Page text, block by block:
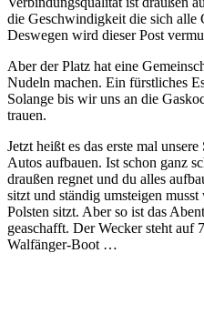
die Geschwindigkeit die sich alle
Deswegen wird dieser Post
Aber der Platz hat eine
Nudeln machen. Ein fürstliches
Solange bis wir uns an die
trauen.
Jetzt heißt es das erste mal
Autos aufbauen. Ist schon ganz
draußen regnet und du alles
sitzt und ständig umsteigen
Polsten sitzt. Aber so ist das
geaschafft. Der Wecker steht auf
Walfänger-Boot …